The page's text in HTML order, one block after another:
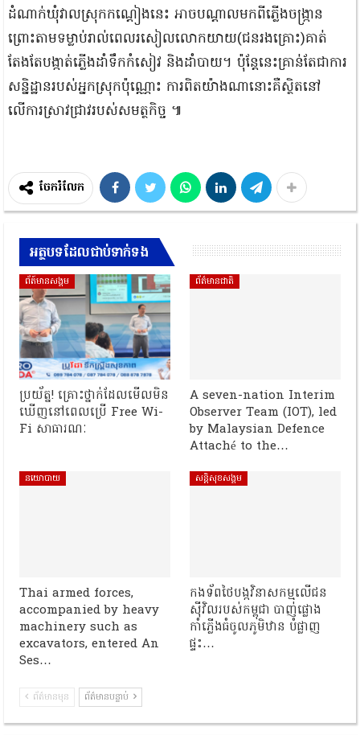
ដំណាក់ឃុំវាលស្រុកកណ្ដៀងនេះ អាចបណ្ដាលមកពីភ្លើងចង្ក្រាន
ព្រោះតាមទម្លាប់រាល់ពេលរសៀលលោកយាយ(ជនរងគ្រោះ)គាត់
តែងតែបង្កាត់ភ្លើងដាំទឹកកំសៀវ និងដាំបាយ។ ប៉ុន្តែនេះគ្រាន់តែជាការ
សន្និដ្ឋានរបស់អ្នកស្រុកប៉ុណ្ណោះ ការពិតយ៉ាងណានោះគឺស្ថិតនៅ
លើការស្រាវជ្រាវរបស់សមត្ថកិច្ច ៕
ចែករំលែក
អត្ថបទដែលជាប់ទាក់ទង
ព័ត៍មានសង្គម
ប្រយ័ត្ន! គ្រោះថ្នាក់ដែលមើលមិន
ឃើញនៅពេលប្រើ Free Wi-
Fi សាធារណៈ
ព័ត៌មានជាតិ
A seven-nation Interim
Observer Team (IOT), led
by Malaysian Defence
Attaché to the…
នយោបាយ
Thai armed forces,
accompanied by heavy
machinery such as
excavators, entered An
Ses…
សន្តិសុខសង្គម
កងទ័ពថៃបង្កវិនាសកម្មលើជន
ស៊ីវិលរបស់កម្ពុជា បាញ់ផ្លោង
កាំភ្លើងធំចូលភូមិឋាន បំផ្លាញ
ផ្ទះ…
ព័ត៌មានមុន ព័ត៌មានបន្ទាប់